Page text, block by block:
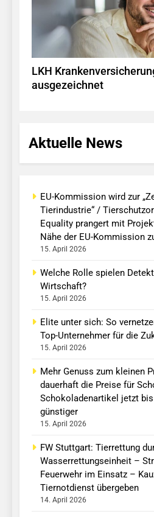
LKH
ausgezeichnet
Aktuelle News
EU-Kommission wird zur
Tierindustrie“ /
Equality prangert mit
Nähe der EU-Kommission
15. April 2026
Welche Rolle spielen
Wirtschaft?
15. April 2026
Elite unter sich: So
Top-Unternehmer für die
15. April 2026
Mehr Genuss zum kleinen
dauerhaft die Preise für
Schokoladenartikel jetzt
günstiger
15. April 2026
FW Stuttgart: Tierrettung
Wasserrettungseinheit –
Feuerwehr im Einsatz –
Tiernotdienst übergeben
14. April 2026